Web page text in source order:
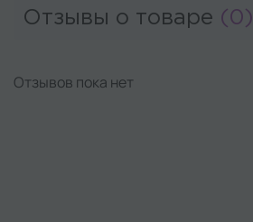
Отзывы о товаре (0)
Отзывов пока нет